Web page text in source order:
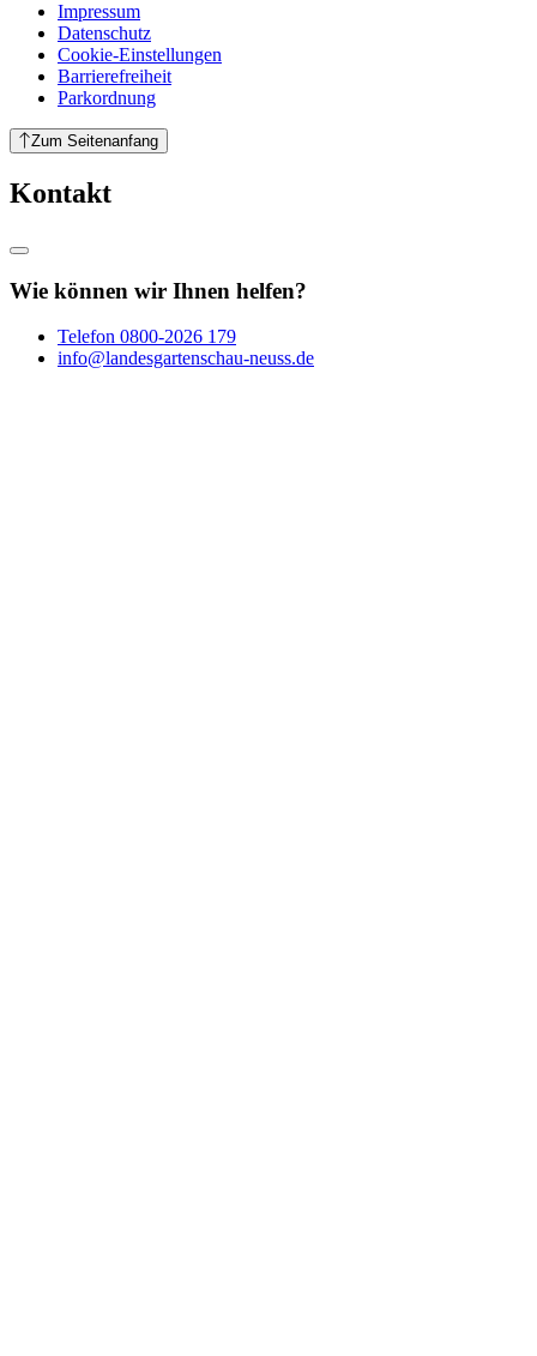
Impressum
Datenschutz
Cookie-Einstellungen
Barrierefreiheit
Parkordnung
Zum Seitenanfang
Kontakt
Wie können wir Ihnen helfen?
Telefon 0800-2026 179
info@landesgartenschau-neuss.de